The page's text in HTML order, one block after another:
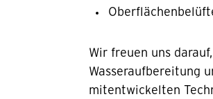
Wir freuen uns darauf,
Wasseraufbereitung
mitentwickelten